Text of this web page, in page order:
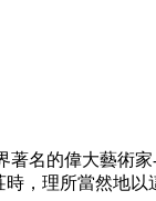
著名的偉大藝術家
，理所當然地以